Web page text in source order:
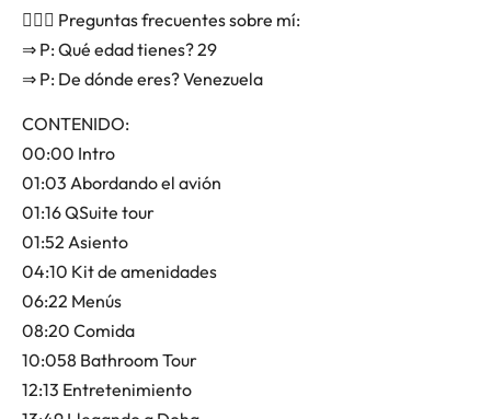
🙋🏻‍♀️ Preguntas frecuentes sobre mí:
⇒ P: Qué edad tienes? 29
⇒ P: De dónde eres? Venezuela
CONTENIDO:
00:00 Intro
01:03 Abordando el avión
01:16 QSuite tour
01:52 Asiento
04:10 Kit de amenidades
06:22 Menús
08:20 Comida
10:058 Bathroom Tour
12:13 Entretenimiento